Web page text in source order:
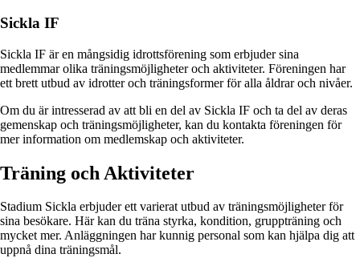
Sickla IF
Sickla IF är en mångsidig idrottsförening som erbjuder sina
medlemmar olika träningsmöjligheter och aktiviteter. Föreningen har
ett brett utbud av idrotter och träningsformer för alla åldrar och nivåer.
Om du är intresserad av att bli en del av Sickla IF och ta del av deras
gemenskap och träningsmöjligheter, kan du kontakta föreningen för
mer information om medlemskap och aktiviteter.
Träning och Aktiviteter
Stadium Sickla erbjuder ett varierat utbud av träningsmöjligheter för
sina besökare. Här kan du träna styrka, kondition, gruppträning och
mycket mer. Anläggningen har kunnig personal som kan hjälpa dig att
uppnå dina träningsmål.